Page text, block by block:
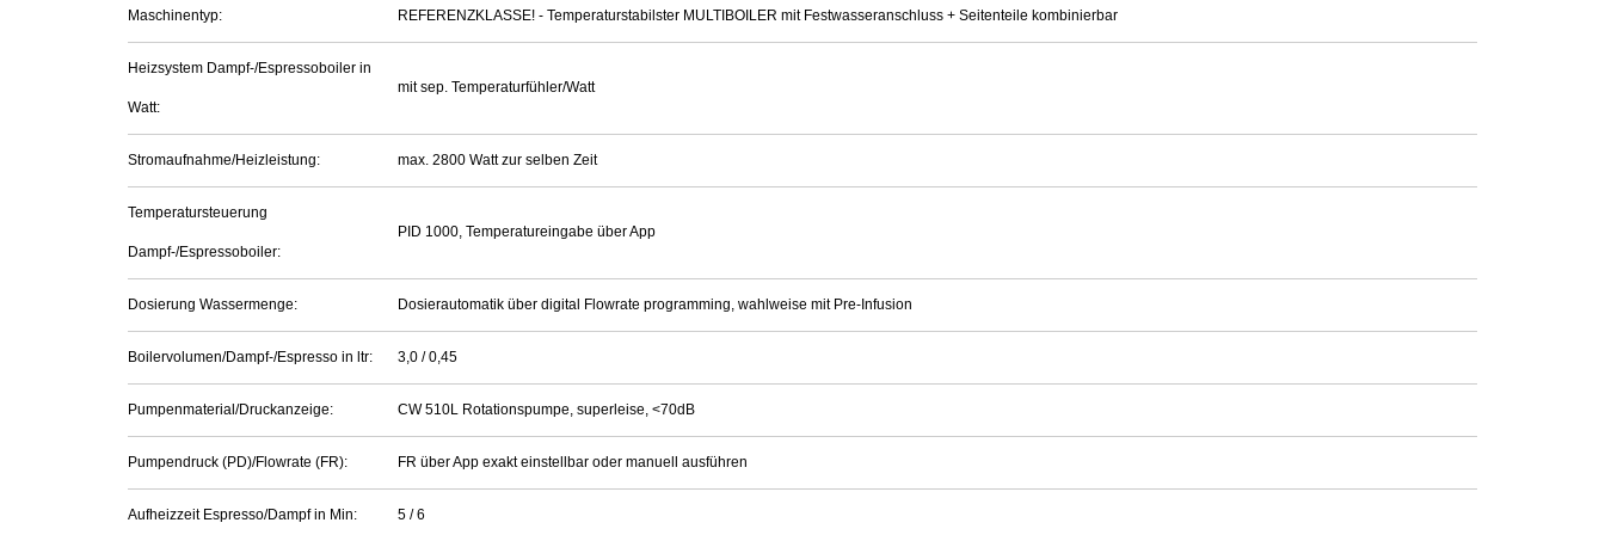
Maschinentyp: REFERENZKLASSE! - Temperaturstabilster MULTIBOILER mit Festwasseranschluss + Seitenteile kombinierbar
Heizsystem Dampf-/Espressoboiler in
Watt:
mit sep. Temperaturfühler/Watt
Stromaufnahme/Heizleistung: max. 2800 Watt zur selben Zeit
Temperatursteuerung
Dampf-/Espressoboiler:
PID 1000, Temperatureingabe über App
Dosierung Wassermenge: Dosierautomatik über digital Flowrate programming, wahlweise mit Pre-Infusion
Boilervolumen/Dampf-/Espresso in ltr: 3,0 / 0,45
Pumpenmaterial/Druckanzeige: CW 510L Rotationspumpe, superleise, <70dB
Pumpendruck (PD)/Flowrate (FR): FR über App exakt einstellbar oder manuell ausführen
Aufheizzeit Espresso/Dampf in Min: 5 / 6